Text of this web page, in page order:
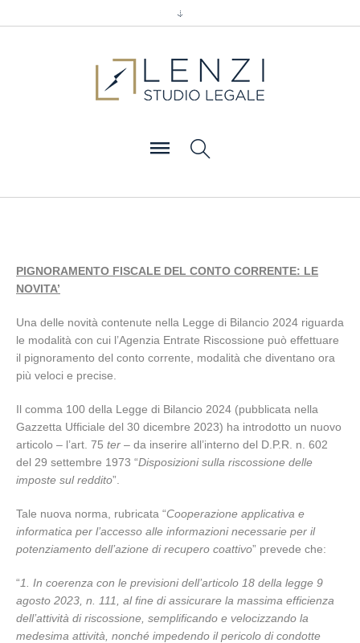
PIGNORAMENTO FISCALE DEL CONTO CORRENTE: LE
NOVITA’
Una delle novità contenute nella Legge di Bilancio 2024 riguarda
le modalità con cui l’Agenzia Entrate Riscossione può effettuare
il pignoramento del conto corrente, modalità che diventano ora
più veloci e precise.
Il comma 100 della Legge di Bilancio 2024 (pubblicata nella
Gazzetta Ufficiale del 30 dicembre 2023) ha introdotto un nuovo
articolo – l’art. 75 ter – da inserire all’interno del D.P.R. n. 602
del 29 settembre 1973 “Disposizioni sulla riscossione delle
imposte sul reddito”.
Tale nuova norma, rubricata “Cooperazione applicativa e
informatica per l’accesso alle informazioni necessarie per il
potenziamento dell’azione di recupero coattivo” prevede che:
“1. In coerenza con le previsioni dell’articolo 18 della legge 9
agosto 2023, n. 111, al fine di assicurare la massima efficienza
dell’attività di riscossione, semplificando e velocizzando la
medesima attività, nonché impedendo il pericolo di condotte